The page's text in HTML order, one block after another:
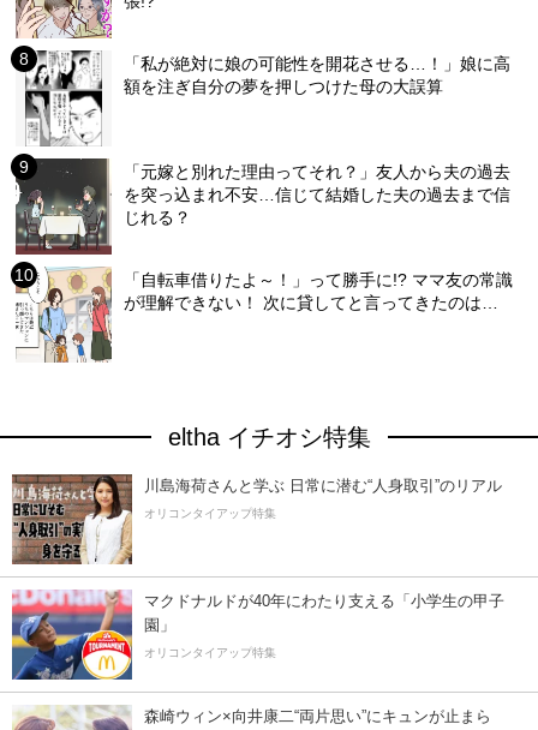
「私が絶対に娘の可能性を開花させる…！」娘に高
額を注ぎ自分の夢を押しつけた母の大誤算
「元嫁と別れた理由ってそれ？」友人から夫の過去
を突っ込まれ不安…信じて結婚した夫の過去まで信
じれる？
「自転車借りたよ～！」って勝手に!? ママ友の常識
が理解できない！ 次に貸してと言ってきたのは…
eltha イチオシ特集
川島海荷さんと学ぶ 日常に潜む“人身取引”のリアル
オリコンタイアップ特集
マクドナルドが40年にわたり支える「小学生の甲子
園」
オリコンタイアップ特集
森崎ウィン×向井康二“両片思い”にキュンが止まら